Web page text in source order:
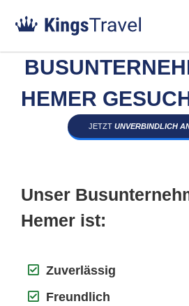
HEMER
JETZT UNVERBINDLICH
Unser
Hemer ist:
Zuverlässig
Freundlich